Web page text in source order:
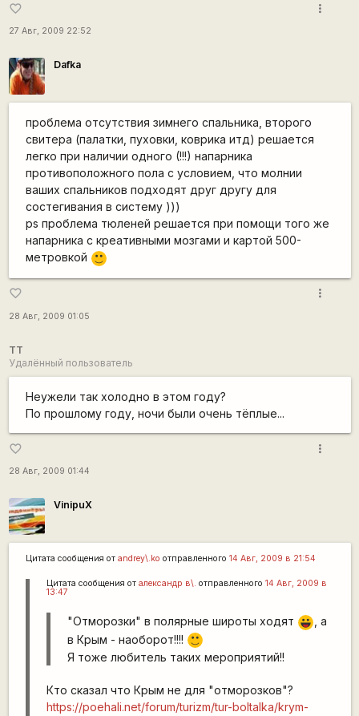
favorite_border
27 Авг, 2009 22:52
more_vert
Dafka
проблема отсутствия зимнего спальника, второго
свитера (палатки, пуховки, коврика итд) решается
легко при наличии одного (!!!) напарника
противоположного пола с условием, что молнии
ваших спальников подходят друг другу для
состегивания в систему )))
ps проблема тюленей решается при помощи того же
напарника с креативными мозгами и картой 500-
метровкой
:)
favorite_border
28 Авг, 2009 01:05
more_vert
TT
Удалённый пользователь
Неужели так холодно в этом году?
По прошлому году, ночи были очень тёплые...
favorite_border
28 Авг, 2009 01:44
more_vert
VinipuX
Цитата сообщения от andrey\.ko отправленного 14 Авг, 2009 в 21:54
Цитата сообщения от александр в\. отправленного 14 Авг, 2009 в
13:47
"Отморозки" в полярные широты ходят |-)) , а
в Крым - наоборот!!!!
:)
Я тоже любитель таких мероприятий!!
Кто сказал что Крым не для "отморозков"?
https://poehali.net/forum/turizm/tur-boltalka/krym-